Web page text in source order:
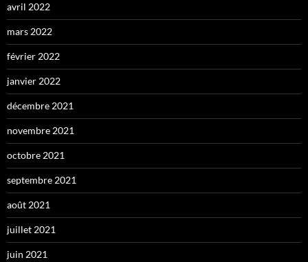
avril 2022
mars 2022
février 2022
janvier 2022
décembre 2021
novembre 2021
octobre 2021
septembre 2021
août 2021
juillet 2021
juin 2021